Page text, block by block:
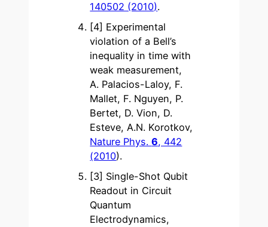
140502 (2010).
[4] Experimental
violation of a Bell’s
inequality in time with
weak measurement,
A. Palacios-Laloy, F.
Mallet, F. Nguyen, P.
Bertet, D. Vion, D.
Esteve, A.N. Korotkov,
Nature Phys.6, 442
(2010).
[3] Single-Shot Qubit
Readout in Circuit
Quantum
Electrodynamics,